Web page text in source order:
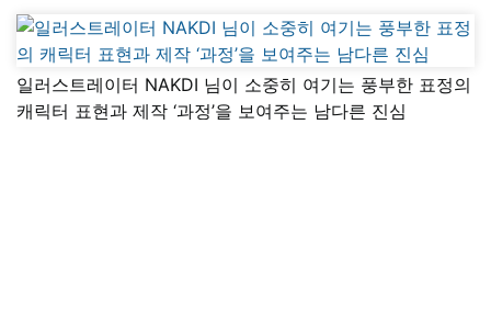
일러스트레이터 NAKDI 님이 소중히 여기는 풍부한 표정의
캐릭터 표현과 제작 ‘과정’을 보여주는 남다른 진심